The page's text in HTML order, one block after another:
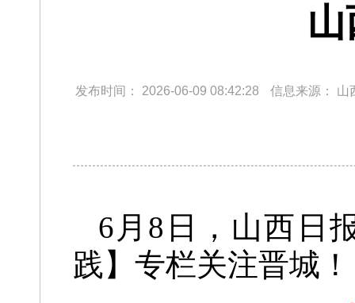
发布时间： 2026-06-09 08:42:28 信息来源： 山
6月8日，山西日
践】专栏关注晋城！